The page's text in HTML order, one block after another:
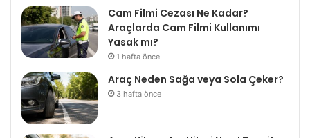
Cam Filmi Cezası Ne Kadar?
Araçlarda Cam Filmi Kullanımı
Yasak mı?
1 hafta önce
Araç Neden Sağa veya Sola Çeker?
3 hafta önce